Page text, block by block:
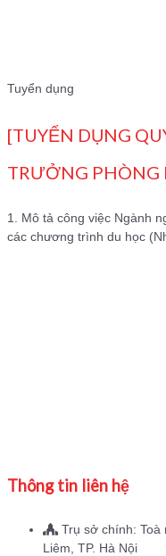
Tuyển dụng
[TUYỂN DỤNG
TRƯỞNG
1. Mô tả công việc Ngành
các chương trình du học
Thông tin liên hệ
Trụ sở chính: Toà
Liêm, TP. Hà Nội